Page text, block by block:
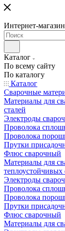
Интернет-магазин
Каталог
По всему сайту
По каталогу
Каталог
Сварочные
Материалы для
сталей
Электроды
Проволока
Проволока
Прутки
Флюс сварочный
Материалы для
теплоустойчивых
Электроды
Проволока
Проволока
Прутки
Флюс сварочный
Материалы для